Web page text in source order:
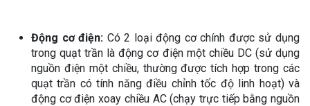
Động cơ điện: Có 2 loại động cơ chính được sử dụng
trong quạt trần là động cơ điện một chiều DC (sử dụng
nguồn điện một chiều, thường được tích hợp trong các
quạt trần có tính năng điều chỉnh tốc độ linh hoạt) và
động cơ điện xoay chiều AC (chạy trực tiếp bằng nguồn